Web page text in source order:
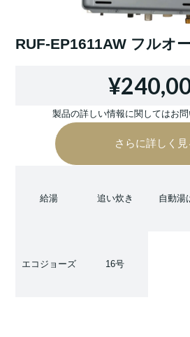
RUF-EP1611AW フルオ
製品の詳しい情報に関してはお
さらに詳しく見
給湯 追い炊き 自動湯
エコジョーズ 16号